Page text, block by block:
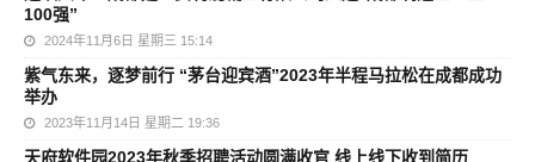
100强”
2024年11月6日 星期三 15:14
紫气东来，逐梦前行 “茅台迎宾酒”2023年半程马拉松在成都成功
举办
2023年11月14日 星期二 19:36
天府软件园2023年秋季招聘活动圆满收官 线上线下收到简历